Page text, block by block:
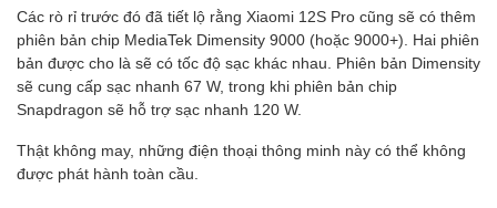
Các rò rỉ trước đó đã tiết lộ rằng Xiaomi 12S Pro cũng sẽ có thêm
phiên bản chip MediaTek Dimensity 9000 (hoặc 9000+). Hai phiên
bản được cho là sẽ có tốc độ sạc khác nhau. Phiên bản Dimensity
sẽ cung cấp sạc nhanh 67 W, trong khi phiên bản chip
Snapdragon sẽ hỗ trợ sạc nhanh 120 W.
Thật không may, những điện thoại thông minh này có thể không
được phát hành toàn cầu.